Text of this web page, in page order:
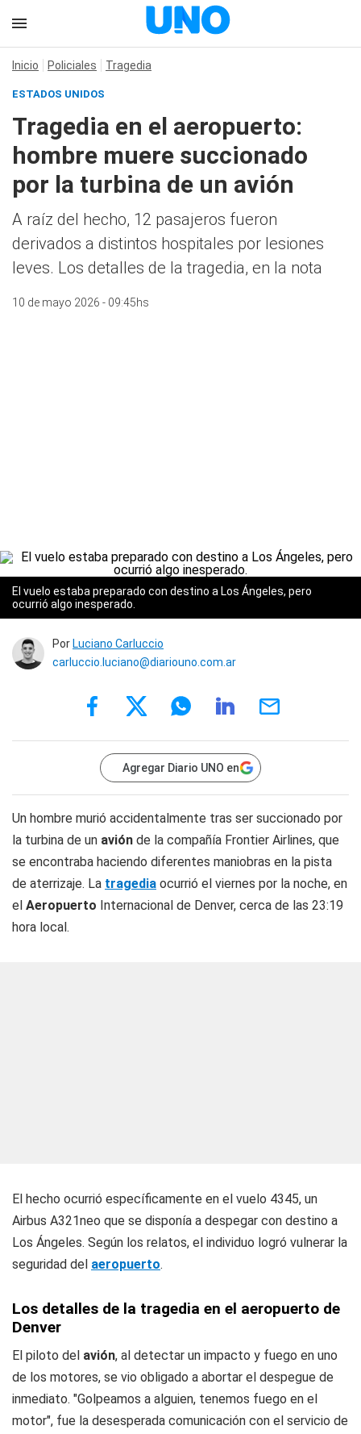
Inicio Policiales Tragedia
ESTADOS UNIDOS
Tragedia en el aeropuerto:
hombre muere succionado
por la turbina de un avión
A raíz del hecho, 12 pasajeros fueron
derivados a distintos hospitales por lesiones
leves. Los detalles de la tragedia, en la nota
10 de mayo 2026 - 09:45hs
El vuelo estaba preparado con destino a Los Ángeles, pero
ocurrió algo inesperado.
Por Luciano Carluccio
carluccio.luciano@diariouno.com.ar
Agregar Diario UNO en
Un hombre murió accidentalmente tras ser succionado por
la turbina de un avión de la compañía Frontier Airlines, que
se encontraba haciendo diferentes maniobras en la pista
de aterrizaje. La tragedia ocurrió el viernes por la noche, en
el Aeropuerto Internacional de Denver, cerca de las 23:19
hora local.
El hecho ocurrió específicamente en el vuelo 4345, un
Airbus A321neo que se disponía a despegar con destino a
Los Ángeles. Según los relatos, el individuo logró vulnerar la
seguridad del aeropuerto.
Los detalles de la tragedia en el aeropuerto de
Denver
El piloto del avión, al detectar un impacto y fuego en uno
de los motores, se vio obligado a abortar el despegue de
inmediato. "Golpeamos a alguien, tenemos fuego en el
motor", fue la desesperada comunicación con el servicio de